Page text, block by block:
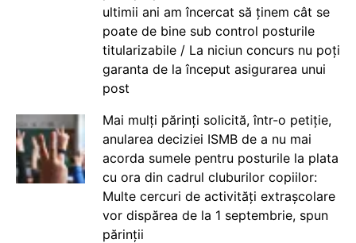
ultimii ani am încercat să ținem cât se
poate de bine sub control posturile
titularizabile / La niciun concurs nu poți
garanta de la început asigurarea unui
post
Mai mulți părinți solicită, într-o petiție,
anularea deciziei ISMB de a nu mai
acorda sumele pentru posturile la plata
cu ora din cadrul cluburilor copiilor:
Multe cercuri de activități extrașcolare
vor dispărea de la 1 septembrie, spun
părinții